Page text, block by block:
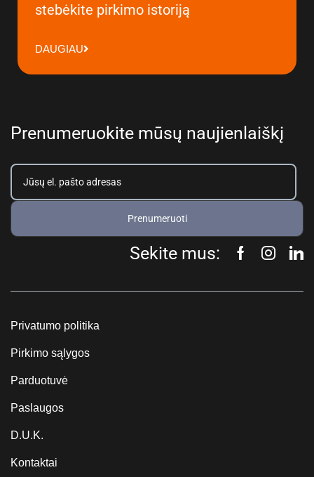
stebėkite pirkimo istoriją
DAUGIAU
Prenumeruokite mūsų naujienlaiškį
Prenumeruoti
Sekite mus:
Privatumo politika
Pirkimo sąlygos
Parduotuvė
Paslaugos
D.U.K.
Kontaktai